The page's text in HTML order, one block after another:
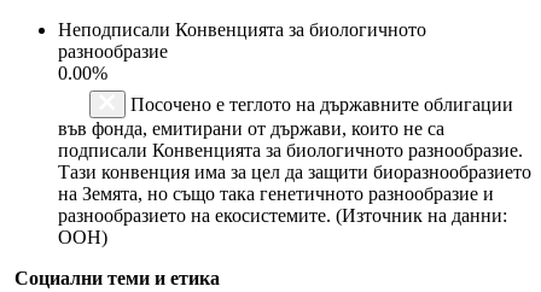
Неподписали Конвенцията за биологичното
разнообразие
0.00%
Посочено е теглото на държавните облигации
във фонда, емитирани от държави, които не са
подписали Конвенцията за биологичното разнообразие.
Тази конвенция има за цел да защити биоразнообразието
на Земята, но също така генетичното разнообразие и
разнообразието на екосистемите. (Източник на данни:
ООН)
Социални теми и етика